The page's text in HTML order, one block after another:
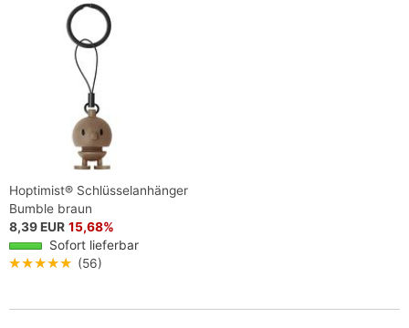
Hoptimist® Schlüsselanhänger
Bumble braun
8,39 EUR 15,68%
Sofort lieferbar
★★★★★ (56)